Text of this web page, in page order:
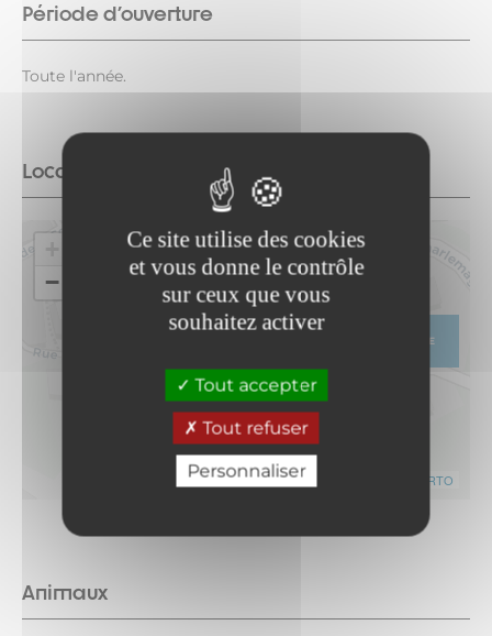
Ce site utilise des cookies
et vous donne le contrôle
sur ceux que vous
souhaitez activer
Tout accepter
Tout refuser
Personnaliser
Période d'ouverture
Toute l'année.
Localisation
−
Leaflet|© OpenStreetMap CARTO
ITINÉRAIRE
Animaux